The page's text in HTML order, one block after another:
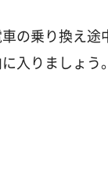
の乗り換え
入りましょう。